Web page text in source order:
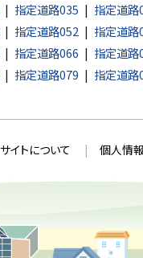
指定道路035
指定道路
指定道路052
指定道路
指定道路066
指定道路
指定道路079 指定道路
サイトについて 個人情